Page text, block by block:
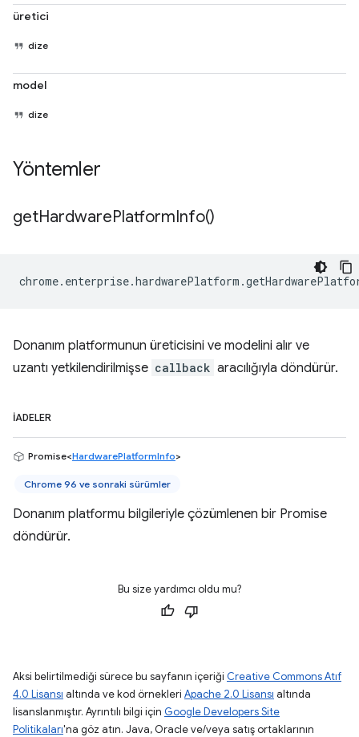
üretici
dize
model
dize
Yöntemler
getHardwarePlatformInfo()
chrome. enterprise.hardwarePlatform .
Donanım platformunun üreticisini ve modelini alır ve
uzantı yetkilendirilmişse callback aracılığıyla döndürür.
İADELER
Promise<HardwarePlatformInfo>
Chrome 96 ve sonraki sürümler
Donanım platformu bilgileriyle çözümlenen bir Promise
döndürür.
Bu size yardımcı oldu mu?
Aksi belirtilmediği sürece bu sayfanın içeriği Creative Commons Atıf
4.0 Lisansı altında ve kod örnekleri Apache 2.0 Lisansı altında
lisanslanmıştır. Ayrıntılı bilgi için Google Developers Site
Politikaları'na göz atın. Java, Oracle ve/veya satış ortaklarının